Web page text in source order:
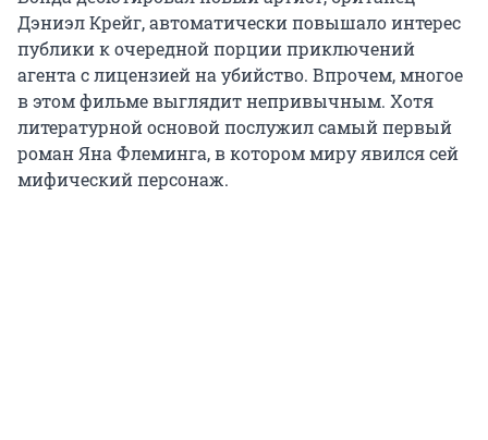
Дэниэл Крейг, автоматически повышало интерес
публики к очередной порции приключений
агента с лицензией на убийство. Впрочем, многое
в этом фильме выглядит непривычным. Хотя
литературной основой послужил самый первый
роман Яна Флеминга, в котором миру явился сей
мифический персонаж.